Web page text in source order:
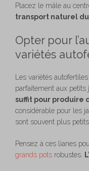
Placez le mâle au
transport naturel
Opter pour
variétés
Les variétés
parfaitement aux petits
suffit pour produire
considérable pour les
sont souvent plus
Pensez à ces lianes
grands pots robustes.